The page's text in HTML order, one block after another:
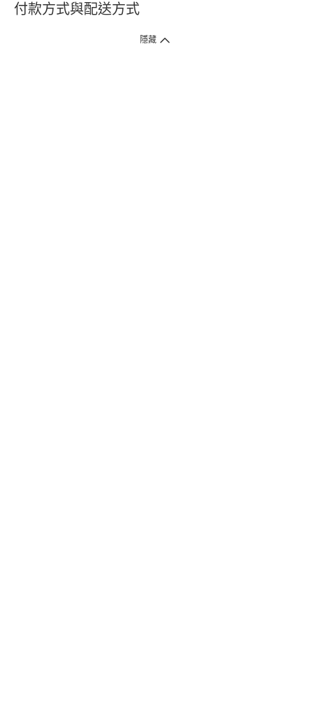
付款方式與配送方式
隱藏